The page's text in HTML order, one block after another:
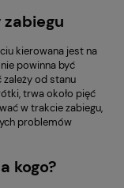
kierowana jest na
powinna być
zależy od stanu
trwa około pięć
w trakcie zabiegu,
problemów
kogo?